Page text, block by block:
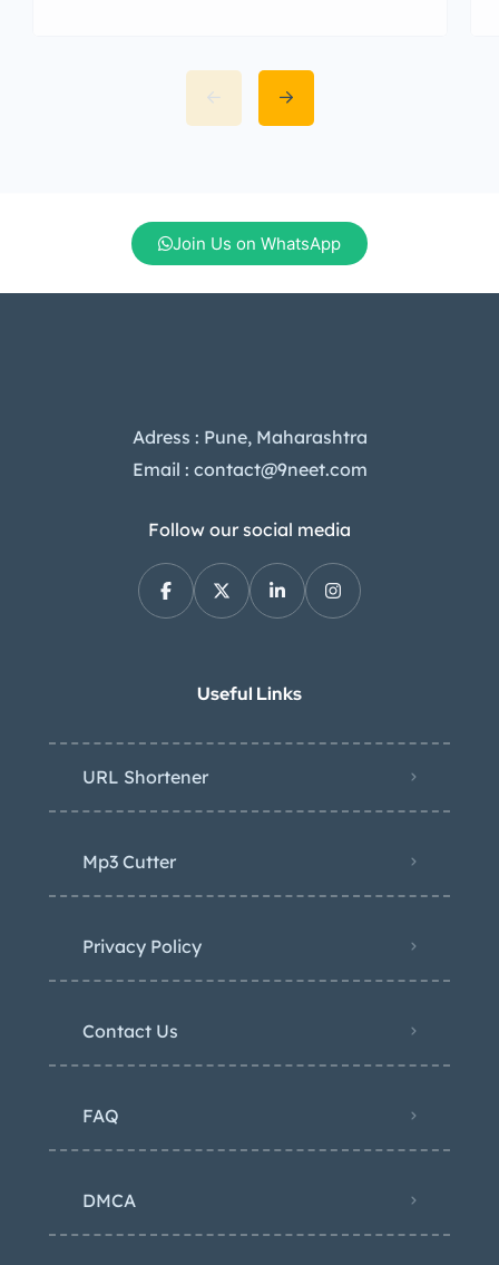
Namo Jai Shankar Bhole, Nath
karein santan ke dole.Jati, jatat, har
kar ke data, Dev aur devon ke data.
chandrama sohe […]
Join Us on WhatsApp
Adress : Pune, Maharashtra
Email : contact@9neet.com
Follow our social media
Useful Links
URL Shortener
Mp3 Cutter
Privacy Policy
Contact Us
FAQ
DMCA